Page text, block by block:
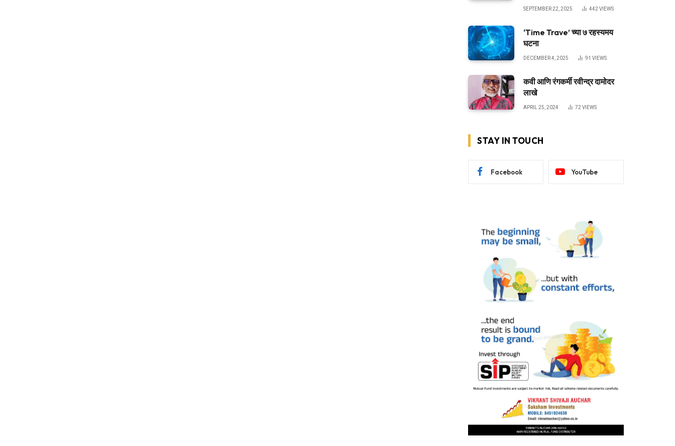
SEPTEMBER 22, 2025 442 VIEWS
‘Time Trave’ च्या ७ रहस्यमय
घटना
DECEMBER 4, 2025 91 VIEWS
कवी आणि रंगकर्मी रवीन्द्र दामोदर
लाखे
APRIL 25, 2024 72 VIEWS
STAY IN TOUCH
Facebook YouTube